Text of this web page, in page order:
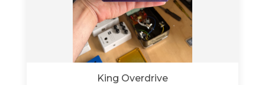
King Overdrive